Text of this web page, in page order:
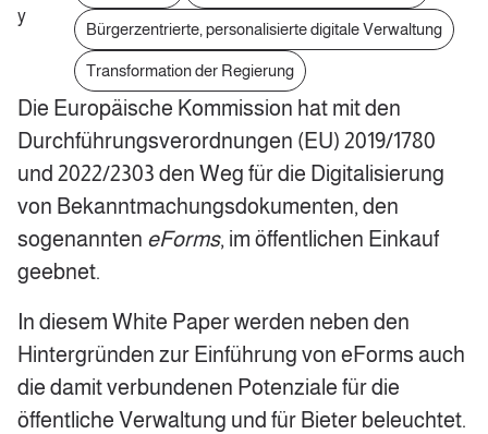
y
Bürgerzentrierte, personalisierte digitale Verwaltung
Transformation der Regierung
Die Europäische Kommission hat mit den
Durchführungsverordnungen (EU) 2019/1780
und 2022/2303 den Weg für die Digitalisierung
von Bekanntmachungsdokumenten, den
sogenannten eForms, im öffentlichen Einkauf
geebnet.
In diesem White Paper werden neben den
Hintergründen zur Einführung von eForms auch
die damit verbundenen Potenziale für die
öffentliche Verwaltung und für Bieter beleuchtet.